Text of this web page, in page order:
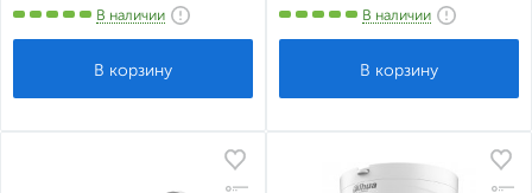
В наличии В наличии